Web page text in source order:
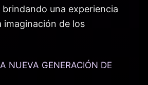
una experiencia
imaginación de los
NUEVA GENERACIÓN DE